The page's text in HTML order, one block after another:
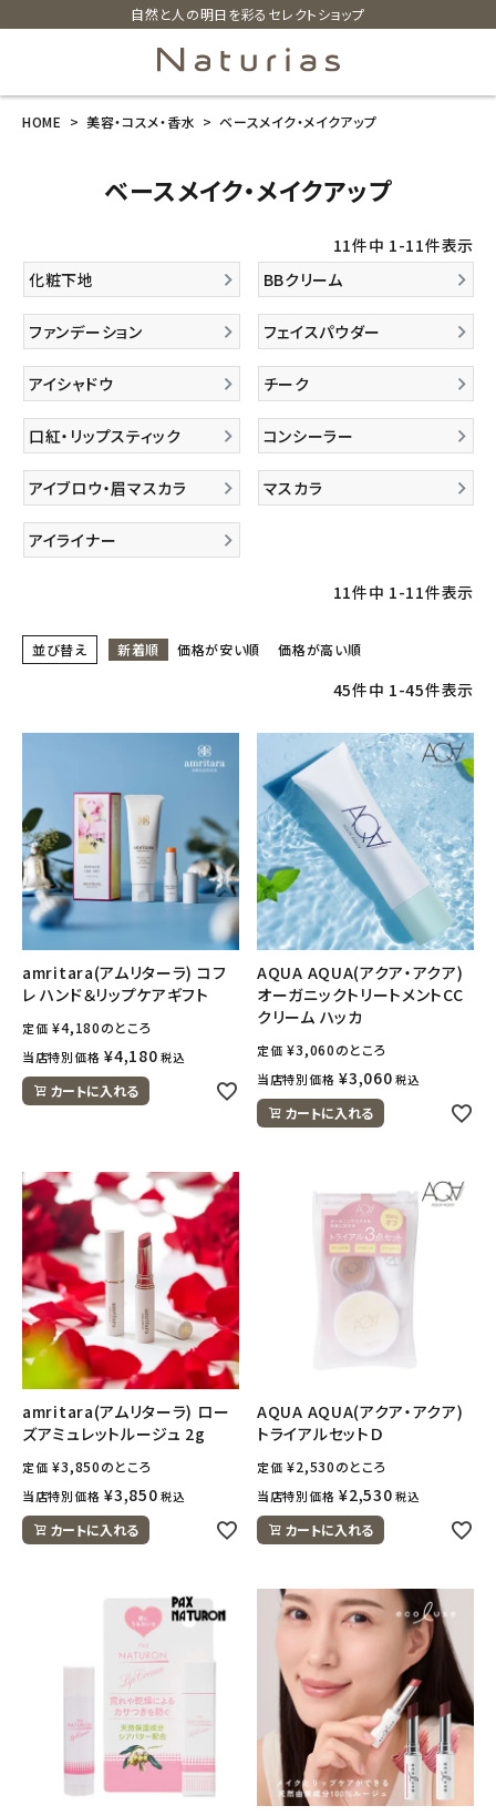
自然と人の明日を彩るセレクトショップ
新商品
カテゴリーから探す
美容・コスメ・香水
衛生用品
日用品雑貨
フェムケア
キッズ・ベビー・マタニティ
ブランド
定期購入
オリジナルブランド
ナチュラムーン
エコリュクス
ナチュラプラス
アルマウィン
アルモニベルツ
コラム・スタッフのおすすめ
ご利用ガイド等
アカウント情報
meeting_room ログイン 会員登録
HOME 美容・コスメ・香水 ベースメイク・メイクアップ
ベースメイク・メイクアップ
11件中 1-11件表示
化粧下地
BBクリーム
ファンデーション フェイスパウダー
アイシャドウ チーク
口紅・リップスティック コンシーラー
アイブロウ・眉マスカラ マスカラ
アイライナー
11件中 1-11件表示
並び替え 新着順 価格が安い順 価格が高い順
45件中 1-45件表示
amritara(アムリターラ) コフ
レ ハンド＆リップケアギフト
定価 ¥4,180のところ
当店特別価格 ¥4,180 税込
カートに入れる
AQUA AQUA(アクア・アクア)
オーガニックトリートメントCC
クリーム ハッカ
定価 ¥3,060のところ
当店特別価格 ¥3,060 税込
カートに入れる
amritara(アムリターラ) ロー
ズアミュレットルージュ 2g
定価 ¥3,850のところ
当店特別価格 ¥3,850 税込
カートに入れる
AQUA AQUA(アクア・アクア)
トライアルセットＤ
定価 ¥2,530のところ
当店特別価格 ¥2,530 税込
カートに入れる